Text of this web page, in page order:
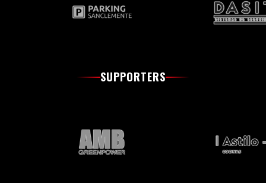
SUPPORTERS